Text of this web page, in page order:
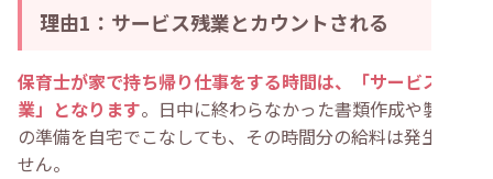
・保育士が持ち帰り仕事を減らす方法には何がある？
理由1：サービス残業とカウントされる
保育士が家で持ち帰り仕事をする時間は、「サービス残
業」となります。日中に終わらなかった書類作成や製作物
の準備を自宅でこなしても、その時間分の給料は発生しま
せん。